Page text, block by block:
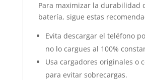
Para maximizar la durabilidad
batería, sigue estas
Evita descargar el teléfono
no lo cargues al 100%
Usa cargadores originales o
para evitar sobrecargas.